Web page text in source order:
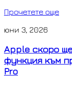
Прочетете още
юни 3, 2026
Apple скоро
функция към
Pro